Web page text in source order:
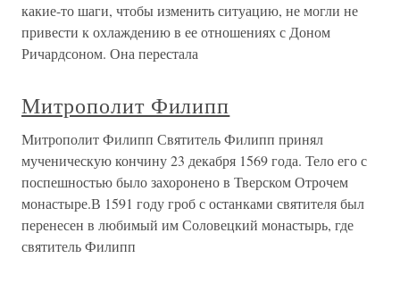
какие-то шаги, чтобы изменить ситуацию, не могли не
привести к охлаждению в ее отношениях с Доном
Ричардсоном. Она перестала
Митрополит Филипп
Митрополит Филипп Святитель Филипп принял
мученическую кончину 23 декабря 1569 года. Тело его с
поспешностью было захоронено в Тверском Отрочем
монастыре.В 1591 году гроб с останками святителя был
перенесен в любимый им Соловецкий монастырь, где
святитель Филипп